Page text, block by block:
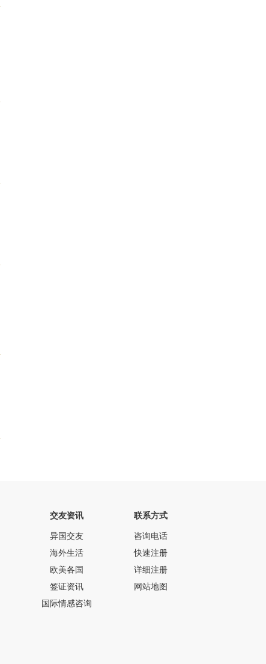
交友资讯
异国交友
海外生活
欧美各国
签证资讯
国际情感咨询
联系方式
咨询电话
快速注册
详细注册
网站地图